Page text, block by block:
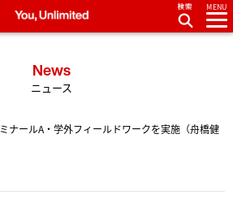
学 You, Unlimited
MENU
News
ニュース
ナールA・学外フィールドワークを実施（舟橋健